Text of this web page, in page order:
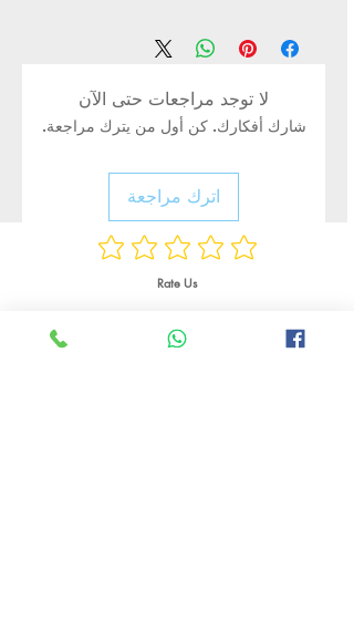
لا توجد مراجعات حتى الآن
شارك أفكارك. كن أول من يترك مراجعة.
اترك مراجعة
Rate Us
منتجات ذات صلة